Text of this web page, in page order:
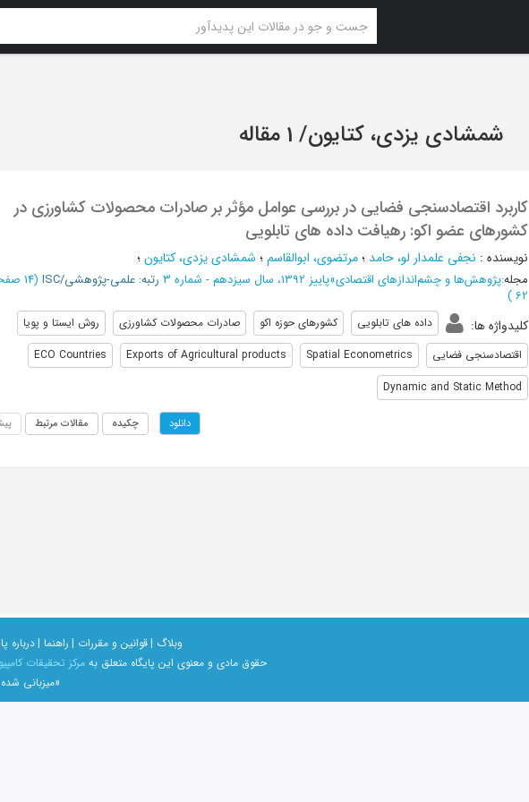
شمشادی یزدی، کتایون/ 1 مقاله
کاربرد اقتصادسنجی فضایی در بررسی عوامل مؤثر بر صادرات محصولات کشاورزی در
کشورهای عضو اکو: رهیافت داده های تابلویی
نویسنده : نجفی علمدار لو، حامد ؛مرتضوی، ابوالقاسم؛ شمشادی یزدی، کتایون؛
مجله:پژوهش‌ها و چشم‌اندازهای اقتصادی»پاییز 1392، سال سیزدهم - شماره 3 رتبه: علمی-پژوهشی/ISC (‎14 صفحه -
62
)
کلیدواژه ها: داده های تابلویی کشورهای حوزه اکو صادرات محصولات کشاورزی
روش ایستا و پویا
اقتصادسنجی فضایی
Spatial Econometrics
Exports of Agricultural products
ECO Countries
Dynamic and Static Method
دانلود چکیده مقالات مرتبط
وبلاگ |قوانین و مقررات | راهنما |درباره
حقوق مادی و معنوی اين پايگاه متعلق به مرکز تحقیقات
«میزبانی